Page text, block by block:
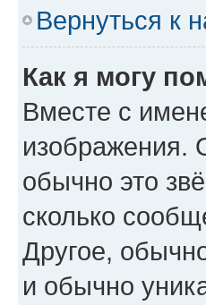
Вернуться к
Как я могу
Вместе с
изображения.
обычно это
сколько
Другое,
и обычно